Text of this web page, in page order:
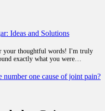
Ideas and Solutions
your thoughtful words! I'm truly
exactly what you were…
number one cause of joint pain?